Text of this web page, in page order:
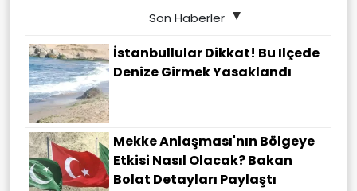
Son Haberler
İstanbullular Dikkat! Bu Ilçede
Denize Girmek Yasaklandı
Mekke Anlaşması'nın Bölgeye
Etkisi Nasıl Olacak? Bakan
Bolat Detayları Paylaştı